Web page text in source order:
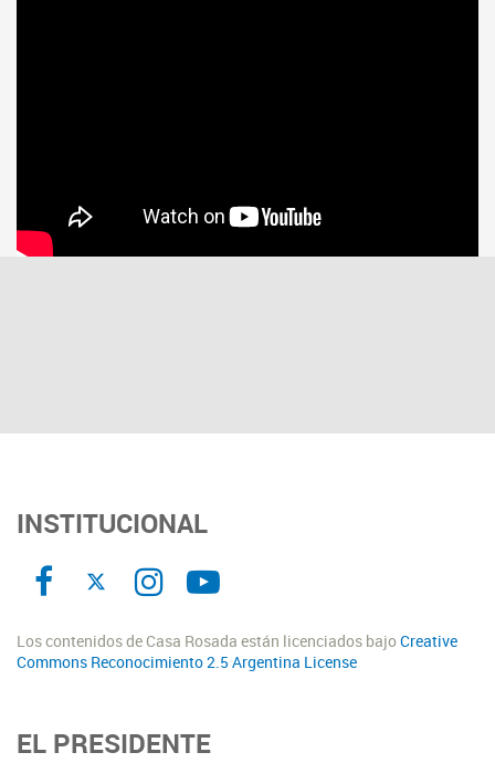
INSTITUCIONAL
Los contenidos de Casa Rosada están licenciados bajoCreative
Commons Reconocimiento 2.5 Argentina License
EL PRESIDENTE